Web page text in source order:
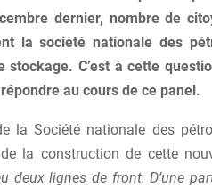
dernier, nombre de
la société nationale des
stockage. C’est à cette
au cours de ce panel.
la Société nationale des
la construction de cette
deux lignes de front. D’une